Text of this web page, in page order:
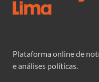
Plataforma online de
e análises políticas.